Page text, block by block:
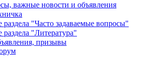
важные новости и объявления
"Часто задаваемые вопросы"
"Литература"
призывы